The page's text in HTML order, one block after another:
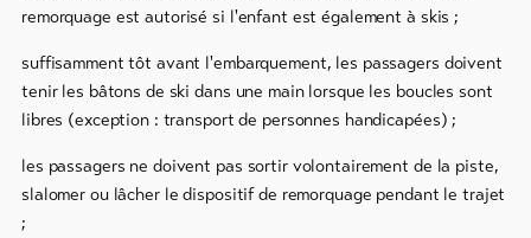
remorquage est autorisé si l'enfant est également à skis ;
suffisamment tôt avant l'embarquement, les passagers doivent
tenir les bâtons de ski dans une main lorsque les boucles sont
libres (exception : transport de personnes handicapées) ;
les passagers ne doivent pas sortir volontairement de la piste,
slalomer ou lâcher le dispositif de remorquage pendant le trajet
;